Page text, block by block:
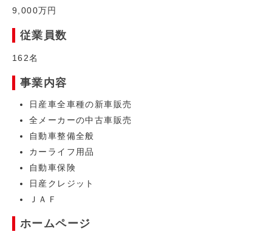
9,000万円
従業員数
162名
事業内容
日産車全車種の新車販売
全メーカーの中古車販売
自動車整備全般
カーライフ用品
自動車保険
日産クレジット
ＪＡＦ
ホームページ